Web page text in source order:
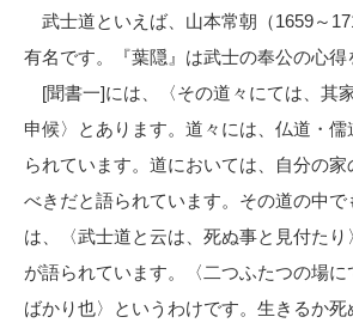
武士道といえば、山本常朝（1659～
有名です。『葉隠』は武士の奉公の心得
[聞書一]には、〈その道々にては、其
申候〉とあります。道々には、仏道・
られています。道においては、自分の
べきだと語られています。その道の中で
は、〈武士道と云は、死ぬ事と見付た
が語られています。〈二つふたつの場
ばかり也〉というわけです。生きるか